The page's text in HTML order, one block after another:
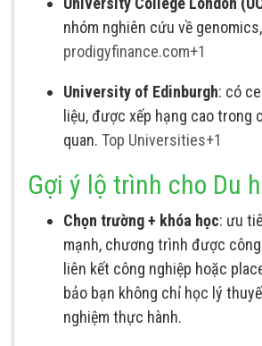
nhóm nghiên cứu về
prodigyfinance.com+1
University of Edinburgh: có
liệu, được xếp hạng cao trong
quan. Top Universities+1
Gợi ý lộ trình cho Du
Chọn trường + khóa học: ưu
mạnh, chương trình được
liên kết công nghiệp hoặc
bảo bạn không chỉ học lý
nghiệm thực hành.